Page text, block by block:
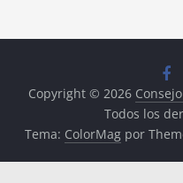
Copyright © 2026
Todos los
Tema: ColorMag por